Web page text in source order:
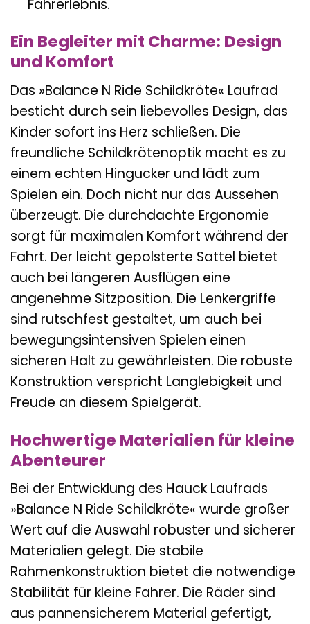
Fahrerlebnis.
Ein Begleiter mit Charme: Design
und Komfort
Das »Balance N Ride Schildkröte« Laufrad
besticht durch sein liebevolles Design, das
Kinder sofort ins Herz schließen. Die
freundliche Schildkrötenoptik macht es zu
einem echten Hingucker und lädt zum
Spielen ein. Doch nicht nur das Aussehen
überzeugt. Die durchdachte Ergonomie
sorgt für maximalen Komfort während der
Fahrt. Der leicht gepolsterte Sattel bietet
auch bei längeren Ausflügen eine
angenehme Sitzposition. Die Lenkergriffe
sind rutschfest gestaltet, um auch bei
bewegungsintensiven Spielen einen
sicheren Halt zu gewährleisten. Die robuste
Konstruktion verspricht Langlebigkeit und
Freude an diesem Spielgerät.
Hochwertige Materialien für kleine
Abenteurer
Bei der Entwicklung des Hauck Laufrads
»Balance N Ride Schildkröte« wurde großer
Wert auf die Auswahl robuster und sicherer
Materialien gelegt. Die stabile
Rahmenkonstruktion bietet die notwendige
Stabilität für kleine Fahrer. Die Räder sind
aus pannensicherem Material gefertigt,